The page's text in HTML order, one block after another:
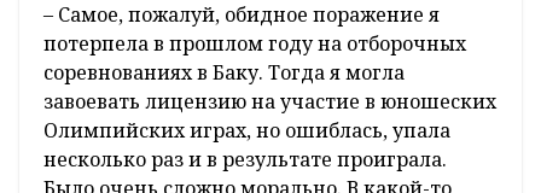
– Самое, пожалуй, обидное поражение я
потерпела в прошлом году на отборочных
соревнованиях в Баку. Тогда я могла
завоевать лицензию на участие в юношеских
Олимпийских играх, но ошиблась, упала
несколько раз и в результате проиграла.